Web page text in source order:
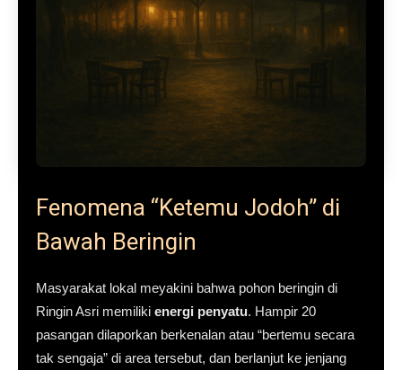
Fenomena “Ketemu Jodoh” di
Bawah Beringin
Masyarakat lokal meyakini bahwa pohon beringin di
Ringin Asri memiliki energi penyatu. Hampir 20
pasangan dilaporkan berkenalan atau “bertemu secara
tak sengaja” di area tersebut, dan berlanjut ke jenjang